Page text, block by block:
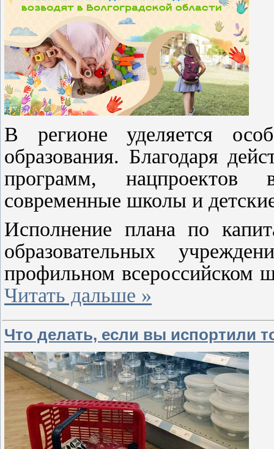
В регионе уделяется
образования. Благодаря
программ, нацпроектов
современные школы и
Исполнение плана по
образовательных
профильном всероссийском
Читать дальше »
Что делать, если вы испортили